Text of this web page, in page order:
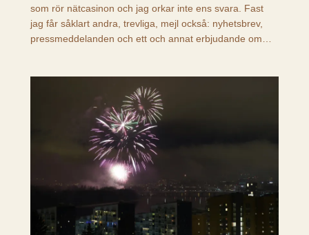
som rör nätcasinon och jag orkar inte ens svara. Fast
jag får såklart andra, trevliga, mejl också: nyhetsbrev,
pressmeddelanden och ett och annat erbjudande om…